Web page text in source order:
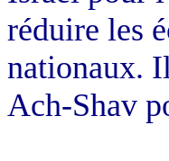
réduire les
nationaux.
Ach-Shav